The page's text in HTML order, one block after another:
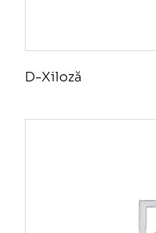
D-Xiloză